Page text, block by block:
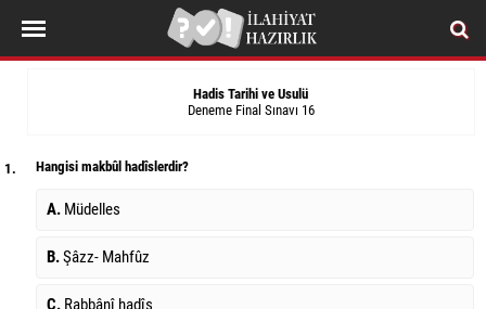
Hadis Tarihi ve Usulü
Deneme Final Sınavı 16
1. Hangisi makbûl hadîslerdir?
A. Müdelles
B.Şâzz- Mahfûz
C. Rabbânî hadîs